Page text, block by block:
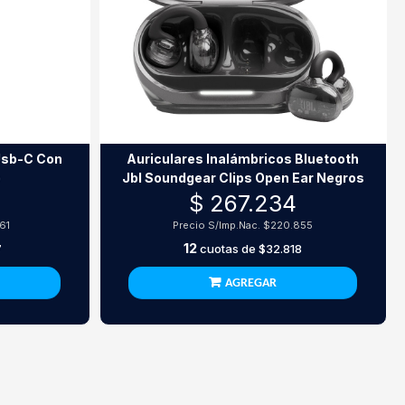
C Con
Auriculares Inalámbricos Bluetooth
Jbl Soundgear Clips Open Ear Negros
$ 267.234
Precio S/Imp.Nac. $220.855
12cuotas de$32.818
AGREGAR